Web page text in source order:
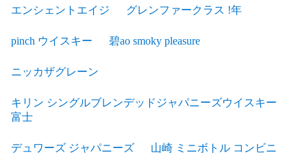
エンシェントエイジ グレンファークラス !年
pinch ウイスキー 碧ao smoky pleasure
ニッカザグレーン
キリン シングルブレンデッドジャパニーズウイスキー
富士
デュワーズ ジャパニーズ 山崎 ミニボトル コンビニ